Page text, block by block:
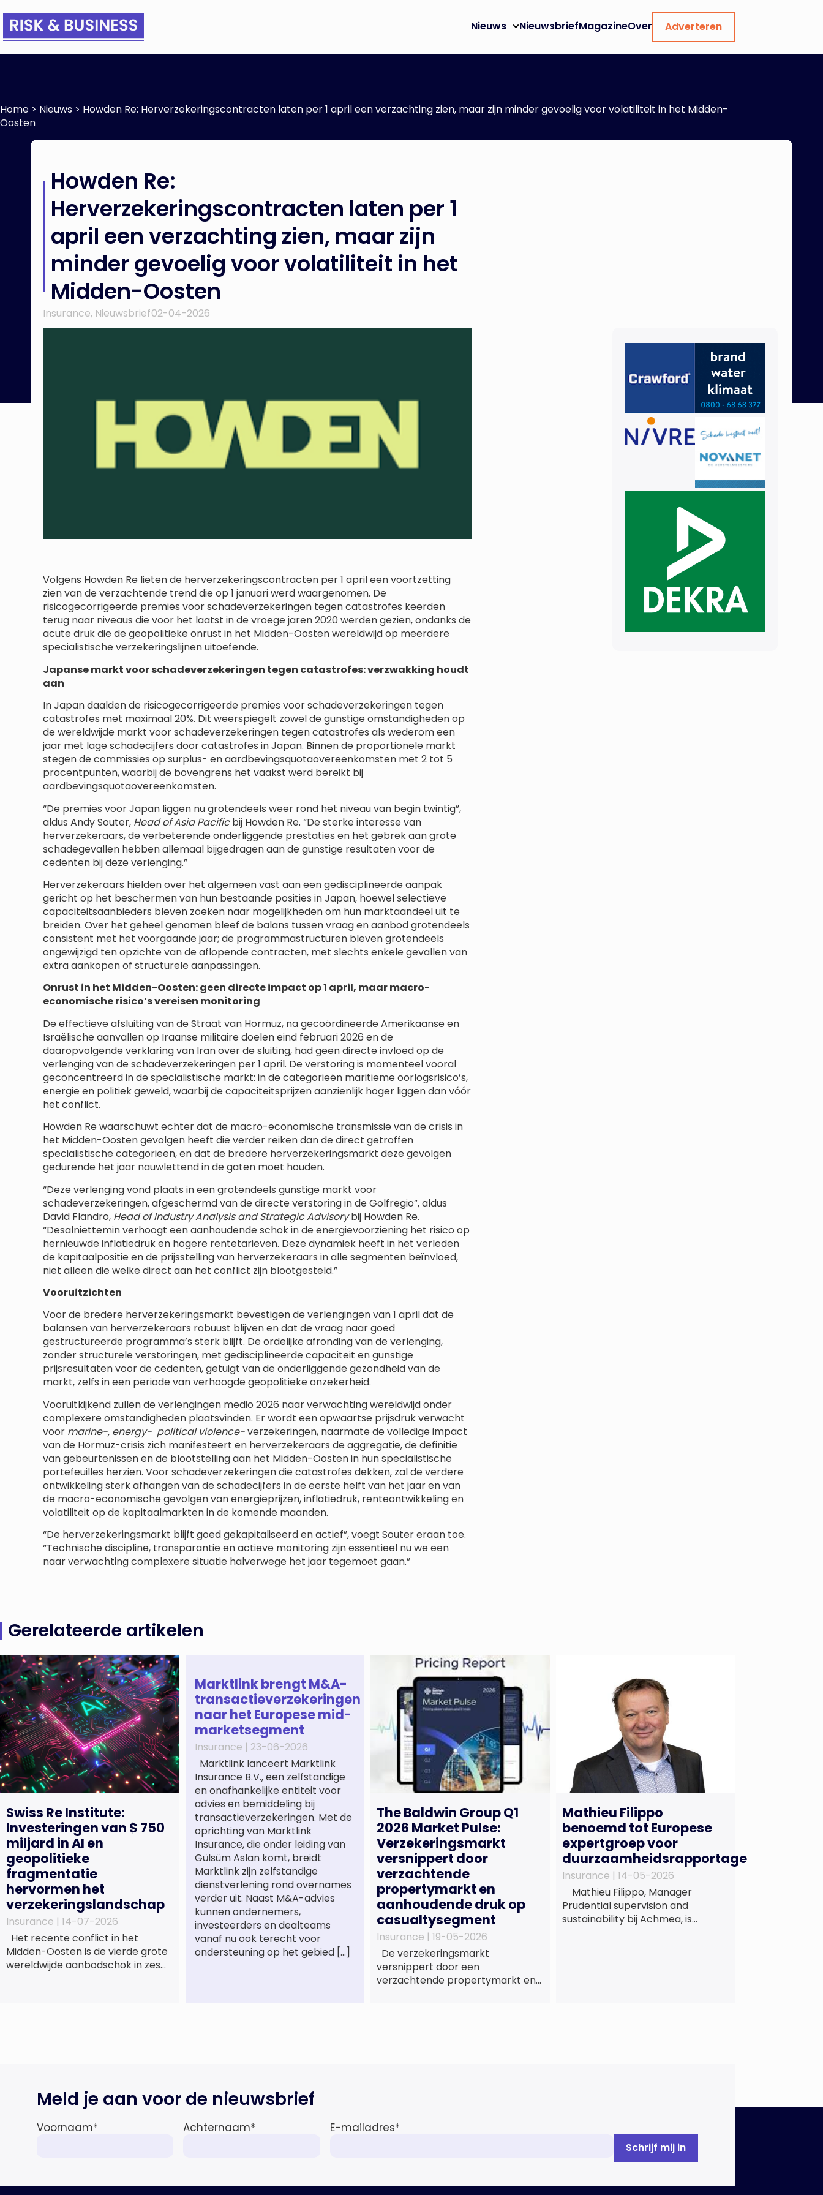
Nieuws NieuwsbriefMagazineOver Adverteren
Home > Nieuws > Howden Re: Herverzekeringscontracten laten per 1 april een verzachting zien, maar zijn minder gevoelig voor volatiliteit in het Midden-
Oosten
Howden Re:
Herverzekeringscontracten laten per 1
april een verzachting zien, maar zijn
minder gevoelig voor volatiliteit in het
Midden-Oosten
Insurance, Nieuwsbrief02-04-2026
Volgens Howden Re lieten de herverzekeringscontracten per 1 april een voortzetting
zien van de verzachtende trend die op 1 januari werd waargenomen. De
risicogecorrigeerde premies voor schadeverzekeringen tegen catastrofes keerden
terug naar niveaus die voor het laatst in de vroege jaren 2020 werden gezien, ondanks de
acute druk die de geopolitieke onrust in het Midden-Oosten wereldwijd op meerdere
specialistische verzekeringslijnen uitoefende.
Japanse markt voor schadeverzekeringen tegen catastrofes: verzwakking houdt
aan
In Japan daalden de risicogecorrigeerde premies voor schadeverzekeringen tegen
catastrofes met maximaal 20%. Dit weerspiegelt zowel de gunstige omstandigheden op
de wereldwijde markt voor schadeverzekeringen tegen catastrofes als wederom een ​​
jaar met lage schadecijfers door catastrofes in Japan. Binnen de proportionele markt
stegen de commissies op surplus- en aardbevingsquotaovereenkomsten met 2 tot 5
procentpunten, waarbij de bovengrens het vaakst werd bereikt bij
aardbevingsquotaovereenkomsten.
“De premies voor Japan liggen nu grotendeels weer rond het niveau van begin twintig”,
aldus Andy Souter, Head of Asia Pacificbij Howden Re. “De sterke interesse van
herverzekeraars, de verbeterende onderliggende prestaties en het gebrek aan grote
schadegevallen hebben allemaal bijgedragen aan de gunstige resultaten voor de
cedenten bij deze verlenging.”
Herverzekeraars hielden over het algemeen vast aan een gedisciplineerde aanpak
gericht op het beschermen van hun bestaande posities in Japan, hoewel selectieve
capaciteitsaanbieders bleven zoeken naar mogelijkheden om hun marktaandeel uit te
breiden. Over het geheel genomen bleef de balans tussen vraag en aanbod grotendeels
consistent met het voorgaande jaar; de programmastructuren bleven grotendeels
ongewijzigd ten opzichte van de aflopende contracten, met slechts enkele gevallen van
extra aankopen of structurele aanpassingen.
Onrust in het Midden-Oosten: geen directe impact op 1 april, maar macro-
economische risico’s vereisen monitoring
De effectieve afsluiting van de Straat van Hormuz, na gecoördineerde Amerikaanse en
Israëlische aanvallen op Iraanse militaire doelen eind februari 2026 en de
daaropvolgende verklaring van Iran over de sluiting, had geen directe invloed op de
verlenging van de schadeverzekeringen per 1 april. De verstoring is momenteel vooral
geconcentreerd in de specialistische markt: in de categorieën maritieme oorlogsrisico’s,
energie en politiek geweld, waarbij de capaciteitsprijzen aanzienlijk hoger liggen dan vóór
het conflict.
Howden Re waarschuwt echter dat de macro-economische transmissie van de crisis in
het Midden-Oosten gevolgen heeft die verder reiken dan de direct getroffen
specialistische categorieën, en dat de bredere herverzekeringsmarkt deze gevolgen
gedurende het jaar nauwlettend in de gaten moet houden.
“Deze verlenging vond plaats in een grotendeels gunstige markt voor
schadeverzekeringen, afgeschermd van de directe verstoring in de Golfregio”, aldus
David Flandro, Head of Industry Analysis and Strategic Advisorybij Howden Re.
“Desalniettemin verhoogt een aanhoudende schok in de energievoorziening het risico op
hernieuwde inflatiedruk en hogere rentetarieven. Deze dynamiek heeft in het verleden
de kapitaalpositie en de prijsstelling van herverzekeraars in alle segmenten beïnvloed,
niet alleen die welke direct aan het conflict zijn blootgesteld.”
Vooruitzichten
Voor de bredere herverzekeringsmarkt bevestigen de verlengingen van 1 april dat de
balansen van herverzekeraars robuust blijven en dat de vraag naar goed
gestructureerde programma’s sterk blijft. De ordelijke afronding van de verlenging,
zonder structurele verstoringen, met gedisciplineerde capaciteit en gunstige
prijsresultaten voor de cedenten, getuigt van de onderliggende gezondheid van de
markt, zelfs in een periode van verhoogde geopolitieke onzekerheid.
Vooruitkijkend zullen de verlengingen medio 2026 naar verwachting wereldwijd onder
complexere omstandigheden plaatsvinden. Er wordt een opwaartse prijsdruk verwacht
voor marine-, energy- political violence-verzekeringen, naarmate de volledige impact
van de Hormuz-crisis zich manifesteert en herverzekeraars de aggregatie, de definitie
van gebeurtenissen en de blootstelling aan het Midden-Oosten in hun specialistische
portefeuilles herzien. Voor schadeverzekeringen die catastrofes dekken, zal de verdere
ontwikkeling sterk afhangen van de schadecijfers in de eerste helft van het jaar en van
de macro-economische gevolgen van energieprijzen, inflatiedruk, renteontwikkeling en
volatiliteit op de kapitaalmarkten in de komende maanden.
“De herverzekeringsmarkt blijft goed gekapitaliseerd en actief”, voegt Souter eraan toe.
“Technische discipline, transparantie en actieve monitoring zijn essentieel nu we een
naar verwachting complexere situatie halverwege het jaar tegemoet gaan.”
Gerelateerde artikelen
Swiss Re Institute:
Investeringen van $ 750
miljard in AI en
geopolitieke
fragmentatie
hervormen het
verzekeringslandschap
Insurance | 14-07-2026
Het recente conflict in het
Midden-Oosten is de vierde grote
wereldwijde aanbodschok in zes
afnemen tot 1,3% in reële termen
Marktlink brengt M&A-
transactieverzekeringen
naar het Europese mid-
marketsegment
Insurance | 23-06-2026
Marktlink lanceert Marktlink
Insurance B.V., een zelfstandige
en onafhankelijke entiteit voor
advies en bemiddeling bij
transactieverzekeringen. Met de
oprichting van Marktlink
Insurance, die onder leiding van
Gülsüm Aslan komt, breidt
Marktlink zijn zelfstandige
dienstverlening rond overnames
verder uit. Naast M&A-advies
kunnen ondernemers,
investeerders en dealteams
vanaf nu ook terecht voor
ondersteuning op het gebied […]
The Baldwin Group Q1
2026 Market Pulse:
Verzekeringsmarkt
versnippert door
verzachtende
propertymarkt en
aanhoudende druk op
casualtysegment
Insurance | 19-05-2026
De verzekeringsmarkt
versnippert door een
verzachtende propertymarkt en
van 2026 De bedrijfsmatige […]
Mathieu Filippo
benoemd tot Europese
expertgroep voor
duurzaamheidsrapportage
Insurance | 14-05-2026
Mathieu Filippo, Manager
Prudential supervision and
sustainability bij Achmea, is
Meld je aan voor de nieuwsbrief
Voornaam* Achternaam* E-mailadres*